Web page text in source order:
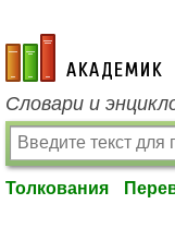
academic.ru
Словари и
Толкования